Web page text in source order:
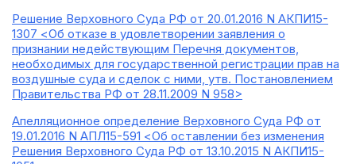
Решение Верховного Суда РФ от 20.01.2016 N АКПИ15-
1307 <Об отказе в удовлетворении заявления о
признании недействующим Перечня документов,
необходимых для государственной регистрации прав на
воздушные суда и сделок с ними, утв. Постановлением
Правительства РФ от 28.11.2009 N 958>
Апелляционное определение Верховного Суда РФ от
19.01.2016 N АПЛ15-591 <Об оставлении без изменения
Решения Верховного Суда РФ от 13.10.2015 N АКПИ15-